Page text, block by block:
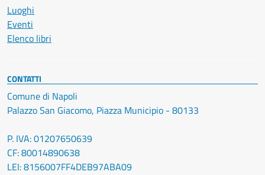
Luoghi
Eventi
Elenco libri
CONTATTI
Comune di Napoli
Palazzo San Giacomo, Piazza Municipio - 80133
P. IVA: 01207650639
CF: 80014890638
LEI: 8156007FF4DEB97ABA09